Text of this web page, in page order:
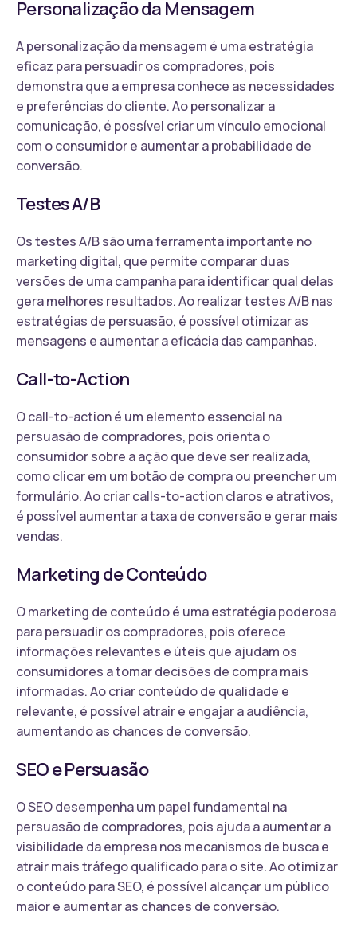
Personalização da Mensagem
A personalização da mensagem é uma estratégia
eficaz para persuadir os compradores, pois
demonstra que a empresa conhece as necessidades
e preferências do cliente. Ao personalizar a
comunicação, é possível criar um vínculo emocional
com o consumidor e aumentar a probabilidade de
conversão.
Testes A/B
Os testes A/B são uma ferramenta importante no
marketing digital, que permite comparar duas
versões de uma campanha para identificar qual delas
gera melhores resultados. Ao realizar testes A/B nas
estratégias de persuasão, é possível otimizar as
mensagens e aumentar a eficácia das campanhas.
Call-to-Action
O call-to-action é um elemento essencial na
persuasão de compradores, pois orienta o
consumidor sobre a ação que deve ser realizada,
como clicar em um botão de compra ou preencher um
formulário. Ao criar calls-to-action claros e atrativos,
é possível aumentar a taxa de conversão e gerar mais
vendas.
Marketing de Conteúdo
O marketing de conteúdo é uma estratégia poderosa
para persuadir os compradores, pois oferece
informações relevantes e úteis que ajudam os
consumidores a tomar decisões de compra mais
informadas. Ao criar conteúdo de qualidade e
relevante, é possível atrair e engajar a audiência,
aumentando as chances de conversão.
SEO e Persuasão
O SEO desempenha um papel fundamental na
persuasão de compradores, pois ajuda a aumentar a
visibilidade da empresa nos mecanismos de busca e
atrair mais tráfego qualificado para o site. Ao otimizar
o conteúdo para SEO, é possível alcançar um público
maior e aumentar as chances de conversão.